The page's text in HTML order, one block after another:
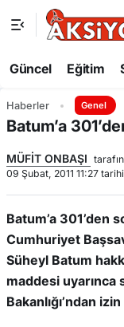
Güncel Eğitim
Haberler Genel
Batum’a
MÜFİT ONBAŞI
09 Şubat, 2011 11:27
Batum’a 301’den
Cumhuriyet
Süheyl Batum
maddesi uyarınca
Bakanlığı’ndan